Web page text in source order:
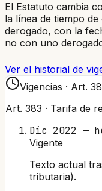
El Estatuto cambia
la línea de tiempo
derogado, con la
no con uno
Ver el historial de
Vigencias · Art.
Art. 383 · Tarifa de
Dic 2022 —
Vigente
Texto actual
tributaria).